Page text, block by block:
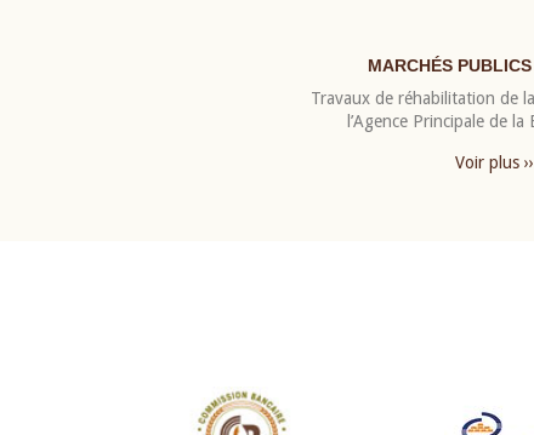
MARCHÉS
Travaux de réhabilitation de
l’Agence Principale de la
Voir plus ››